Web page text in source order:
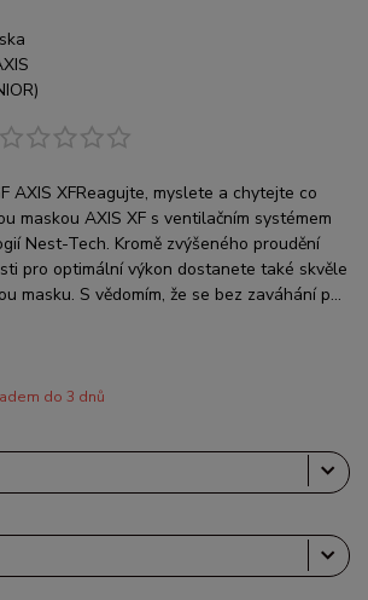
AXIS XFReagujte, myslete a chytejte co
maskou AXIS XF s ventilačním systémem
Nest-Tech. Kromě zvýšeného proudění
pro optimální výkon dostanete také skvěle
masku. S vědomím, že se bez zaváhání p...
do 3 dnů